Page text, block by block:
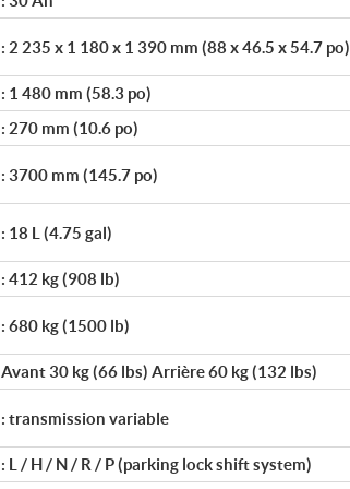
: 2 235 x 1 180 x 1 390 mm (88 x 46.5 x 54.7 po)
: 1 480 mm (58.3 po)
: 270 mm (10.6 po)
: 3700 mm (145.7 po)
: 18 L (4.75 gal)
: 412 kg (908 lb)
: 680 kg (1500 lb)
Avant 30 kg (66 lbs) Arrière 60 kg (132 lbs)
: transmission variable
: L / H / N / R / P (parking lock shift system)